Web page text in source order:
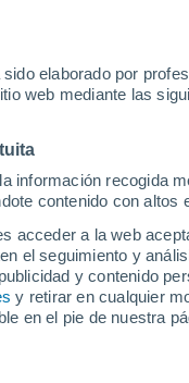
elaborado por
web mediante las
información recogida
contenido con altos
acceder a la web
el seguimiento y
y contenido
y retirar en cualquier
en el pie de nuestra
Tiempo
Ambato
ECUADOR
Cuenca
3
3